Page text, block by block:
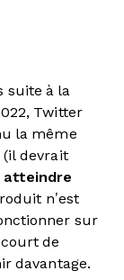
suite à la
Twitter
la même
(il devrait
atteindre
n’est
sur
de
davantage.